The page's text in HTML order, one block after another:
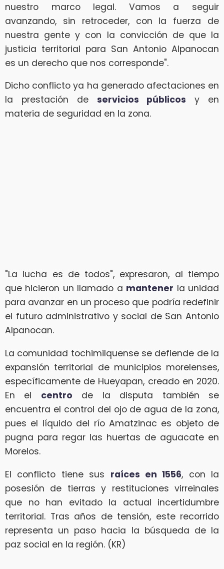
nuestro marco legal. Vamos a seguir
avanzando, sin retroceder, con la fuerza de
nuestra gente y con la convicción de que la
justicia territorial para San Antonio Alpanocan
es un derecho que nos corresponde".
Dicho conflicto ya ha generado afectaciones en
la prestación de servicios públicos y en
materia de seguridad en la zona.
"La lucha es de todos", expresaron, al tiempo
que hicieron un llamado a mantener la unidad
para avanzar en un proceso que podría redefinir
el futuro administrativo y social de San Antonio
Alpanocan.
La comunidad tochimilquense se defiende de la
expansión territorial de municipios morelenses,
específicamente de Hueyapan, creado en 2020.
En el centro de la disputa también se
encuentra el control del ojo de agua de la zona,
pues el líquido del río Amatzinac es objeto de
pugna para regar las huertas de aguacate en
Morelos.
El conflicto tiene sus raíces en 1556, con la
posesión de tierras y restituciones virreinales
que no han evitado la actual incertidumbre
territorial. Tras años de tensión, este recorrido
representa un paso hacia la búsqueda de la
paz social en la región. (KR)